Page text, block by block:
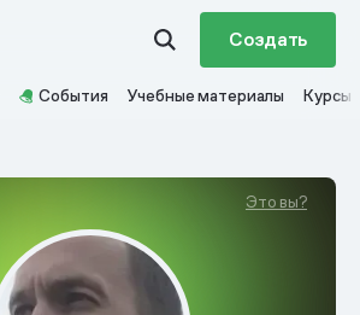
Создать
События Учебные материалы Курсы
Это вы?